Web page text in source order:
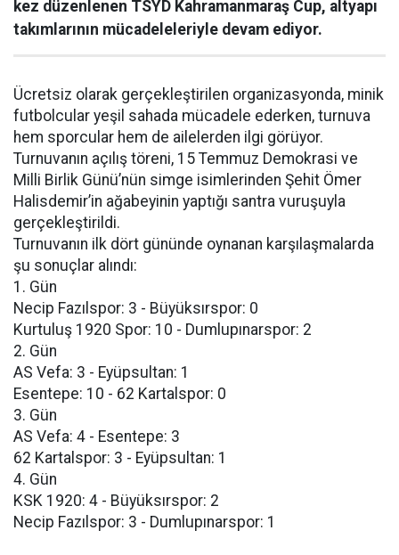
kez düzenlenen TSYD Kahramanmaraş Cup, altyapı
takımlarının mücadeleleriyle devam ediyor.
Ücretsiz olarak gerçekleştirilen organizasyonda, minik
futbolcular yeşil sahada mücadele ederken, turnuva
hem sporcular hem de ailelerden ilgi görüyor.
Turnuvanın açılış töreni, 15 Temmuz Demokrasi ve
Milli Birlik Günü’nün simge isimlerinden Şehit Ömer
Halisdemir’in ağabeyinin yaptığı santra vuruşuyla
gerçekleştirildi.
Turnuvanın ilk dört gününde oynanan karşılaşmalarda
şu sonuçlar alındı:
1. Gün
Necip Fazılspor: 3 - Büyüksırspor: 0
Kurtuluş 1920 Spor: 10 - Dumlupınarspor: 2
2. Gün
AS Vefa: 3 - Eyüpsultan: 1
Esentepe: 10 - 62 Kartalspor: 0
3. Gün
AS Vefa: 4 - Esentepe: 3
62 Kartalspor: 3 - Eyüpsultan: 1
4. Gün
KSK 1920: 4 - Büyüksırspor: 2
Necip Fazılspor: 3 - Dumlupınarspor: 1